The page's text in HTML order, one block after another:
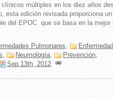
múltiples en los diez años
esta edición revisada proporciona
del EPOC que se basa en la mejor
Pulmonares,
, Neumología, Prevención,
Sep 13th, 2012.